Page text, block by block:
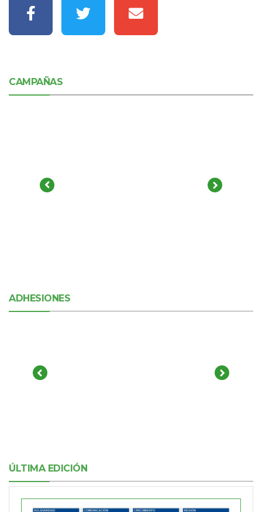
CAMPAÑAS
ADHESIONES
ÚLTIMA EDICIÓN